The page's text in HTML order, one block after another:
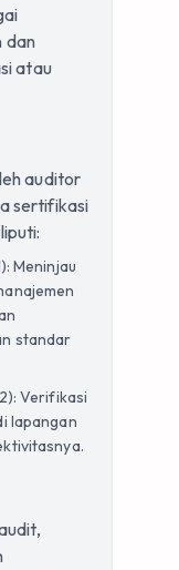
dan
atau
auditor
sertifikasi
Meninjau
standar
Verifikasi
lapangan